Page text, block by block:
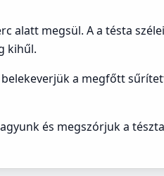
alatt megsül. A a tésta
kihűl.
a megfőtt
és megszórjuk a